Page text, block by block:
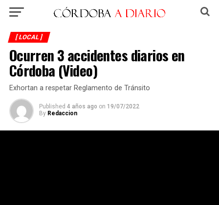
[ LOCAL ]
Ocurren 3 accidentes diarios en
Córdoba (Video)
Exhortan a respetar Reglamento de Tránsito
Published 4 años ago on 19/07/2022
By Redaccion